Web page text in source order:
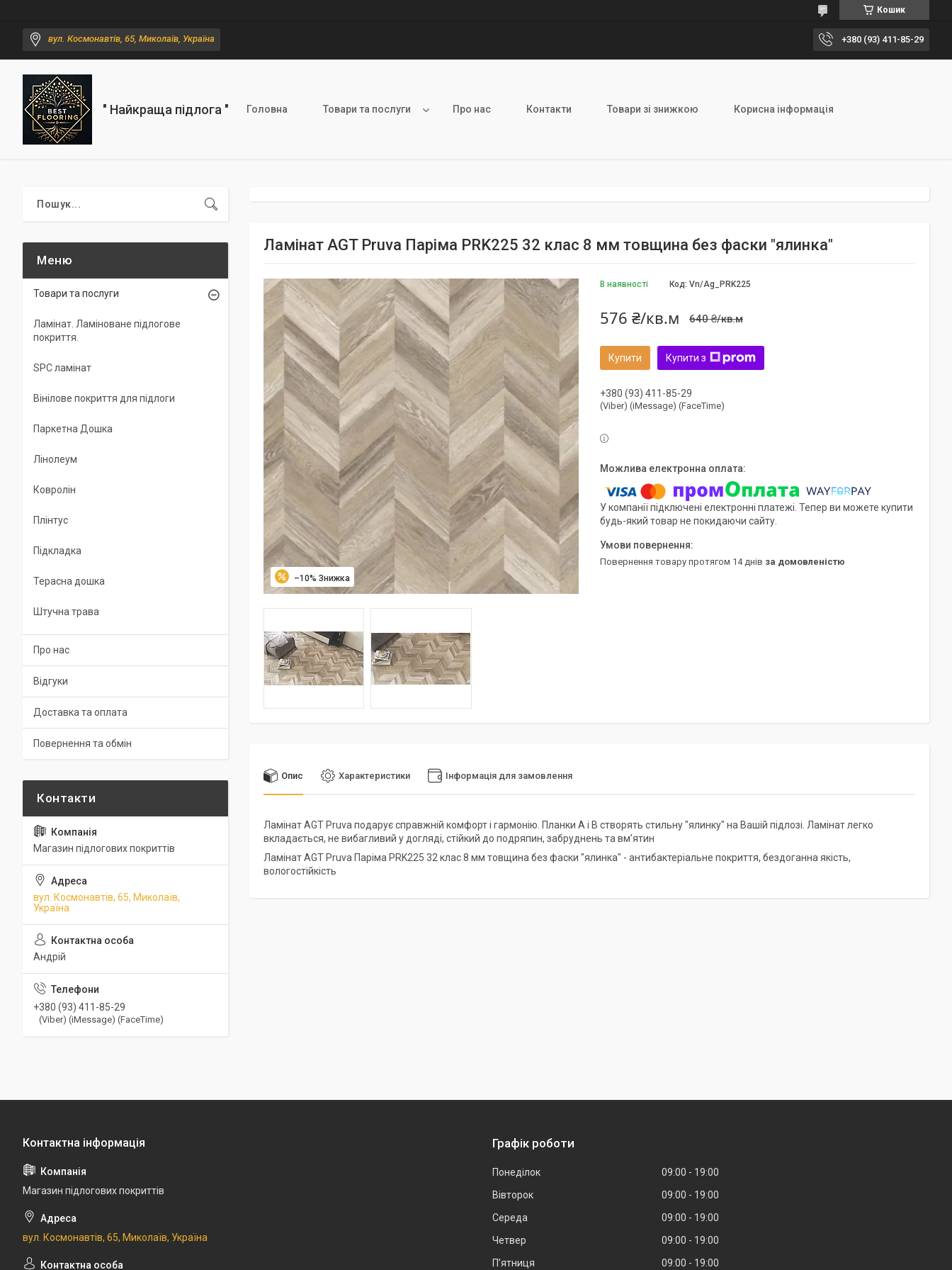
Кошик
вул. Космонавтів, 65, Миколаїв, Україна +380 (93) 411-85-29
" Найкраща підлога " Головна Товари та послуги Про нас Контакти Товари зі знижкою Корисна інформація
Ламінат AGT Pruva Паріма PRK225 32 клас 8 мм товщина без фаски "ялинка"
–10%
В наявності Код: Vn/Ag_PRK225
640 ₴/кв.м
576 ₴/кв.м
Купити Купити з
+380 (93) 411-85-29
(Viber) (iMessage) (FaceTime)
У компанії підключені електронні платежі. Тепер ви можете купити
будь-який товар не покидаючи сайту.
повернення товару протягом 14 днів за домовленістю
Опис Характеристики Інформація для замовлення
Ламінат AGT Pruva подарує справжній комфорт і гармонію. Планки А і В створять стильну "ялинку" на Вашій підлозі. Ламінат легко
вкладається, не вибагливий у догляді, стійкий до подряпин, забруднень та вм’ятин
Ламінат AGT Pruva Паріма PRK225 32 клас 8 мм товщина без фаски "ялинка" - антибактеріальне покриття, бездоганна якість,
вологостійкість
Товари та послуги
Ламінат. Ламіноване підлогове
покриття.
SPC ламінат
Вінілове покриття для підлоги
Паркетна Дошка
Лінолеум
Ковролін
Плінтус
Підкладка
Терасна дошка
Штучна трава
Про нас
Відгуки
Доставка та оплата
Повернення та обмін
Магазин підлогових покриттів
вул. Космонавтів, 65, Миколаїв,
Україна
Андрій
+380 (93) 411-85-29
(Viber) (iMessage) (FaceTime)
Магазин підлогових покриттів
вул. Космонавтів, 65, Миколаїв, Україна
Графік роботи
Понеділок 09:00
19:00
Вівторок
09:00
19:00
Середа
09:00
19:00
Четвер
09:00
19:00
Пʼятниця
09:00 19:00